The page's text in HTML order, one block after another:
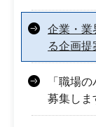
企業・業
る企画
「職場
募集しま